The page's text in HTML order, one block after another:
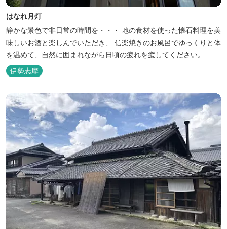
はなれ月灯
静かな景色で非日常の時間を・・・ 地の食材を使った懐石料理を美
味しいお酒と楽しんでいただき、 信楽焼きのお風呂でゆっくりと体
を温めて、自然に囲まれながら日頃の疲れを癒してください。
伊勢志摩